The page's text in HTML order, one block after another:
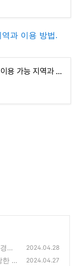
과 이용 방법.
DRT, 똑버스가 무엇이며 이용 가능 지역과 이용 방법.
기
2024.04.28
K
2024.04.27